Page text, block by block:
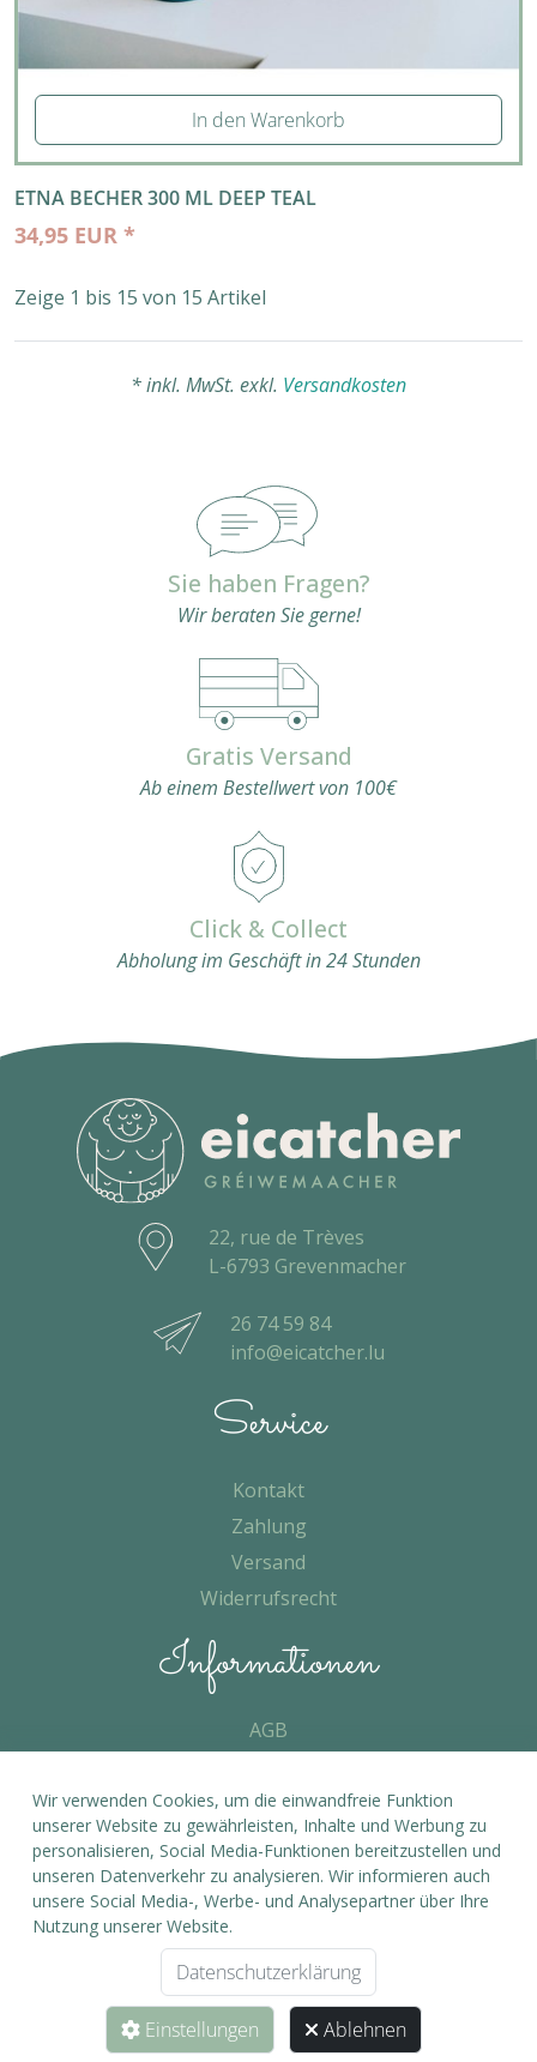
Wir verwenden Cookies, um die einwandfreie Funktion
unserer Website zu gewährleisten, Inhalte und Werbung zu
personalisieren, Social Media-Funktionen bereitzustellen und
unseren Datenverkehr zu analysieren. Wir informieren auch
unsere Social Media-, Werbe- und Analysepartner über Ihre
Nutzung unserer Website.
Datenschutzerklärung
Einstellungen Ablehnen
In den Warenkorb
ETNA BECHER 300 ML DEEP TEAL
34,95 EUR *
Zeige 1 bis 15 von 15 Artikel
* inkl. MwSt. exkl. Versandkosten
Sie haben Fragen?
Wir beraten Sie gerne!
Gratis Versand
Ab einem Bestellwert von 100€
Click & Collect
Abholung im Geschäft in 24 Stunden
22, rue de Trèves
L-6793 Grevenmacher
26 74 59 84
info@eicatcher.lu
Service
Kontakt
Zahlung
Versand
Widerrufsrecht
Informationen
AGB
Impressum